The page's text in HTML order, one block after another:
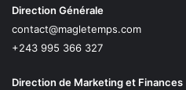
Direction Générale
contact@magletemps.com
+243 995 366 327
Direction de Marketing et Finances